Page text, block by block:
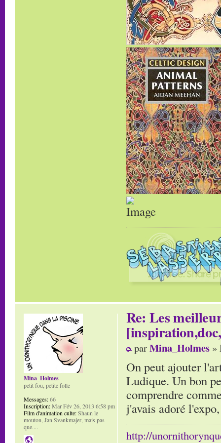
Re: Les
parMina_Holmes »
On peut ajouter
Ludique. Un bon
comprendre
j'avais adoré
http://
Mina_Holmes
petit fou, petite folle
Messages:66
Inscription:Mar Fév 26, 2013 6:58 pm
Film d'animation culte:Shaun le
mouton, Jan Svankmajer, mais pas
que....